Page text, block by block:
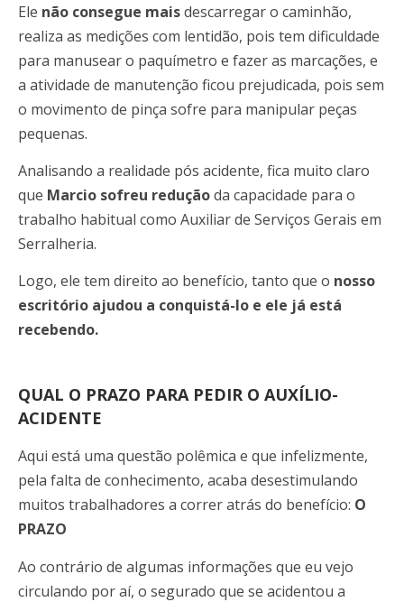
Ele não consegue maisdescarregar o caminhão,
realiza as medições com lentidão, pois tem dificuldade
para manusear o paquímetro e fazer as marcações, e
a atividade de manutenção ficou prejudicada, pois sem
o movimento de pinça sofre para manipular peças
pequenas.
Analisando a realidade pós acidente, fica muito claro
que Marcio sofreu reduçãoda capacidade para o
trabalho habitual como Auxiliar de Serviços Gerais em
Serralheria.
Logo, ele tem direito ao benefício, tanto que o nosso
escritório ajudou a conquistá-lo e ele já está
recebendo.
QUAL O PRAZO PARA PEDIR O AUXÍLIO-
ACIDENTE
Aqui está uma questão polêmica e que infelizmente,
pela falta de conhecimento, acaba desestimulando
muitos trabalhadores a correr atrás do benefício: O
PRAZO
Ao contrário de algumas informações que eu vejo
circulando por aí, o segurado que se acidentou a